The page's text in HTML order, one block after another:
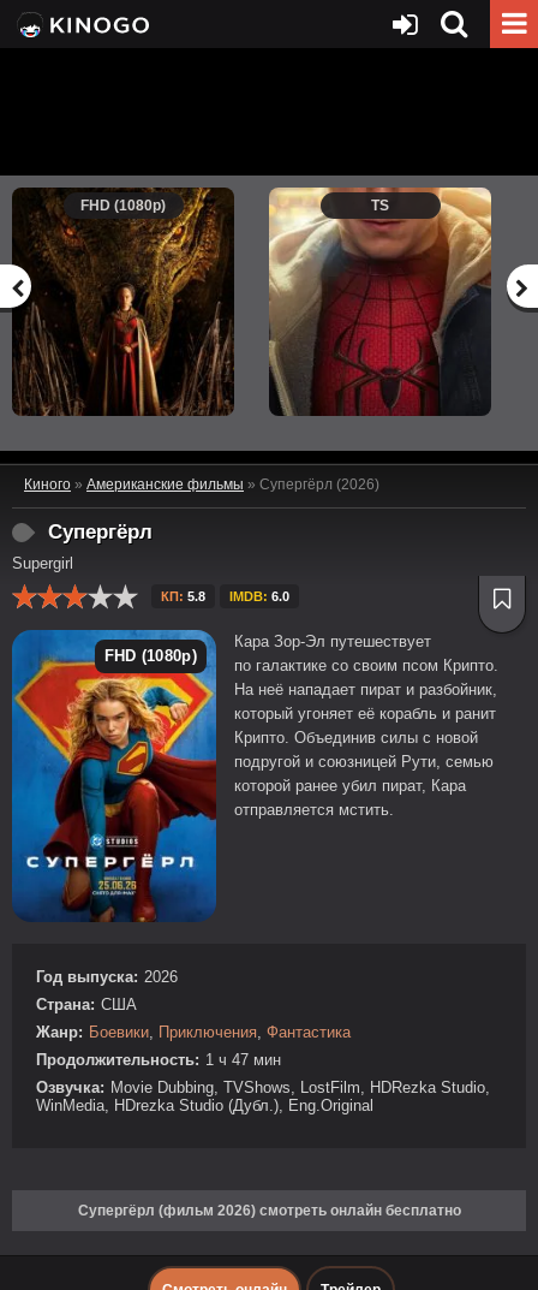
FHD (1080p) TS
Киного » Американские фильмы » Супергёрл (2026)
Супергёрл
Supergirl
КП: 5.8 IMDB: 6.0
FHD (1080p)
Кара Зор-Эл путешествует
по галактике со своим псом Крипто.
На неё нападает пират и разбойник,
который угоняет её корабль и ранит
Крипто. Объединив силы с новой
подругой и союзницей Рути, семью
которой ранее убил пират, Кара
отправляется мстить.
Год выпуска: 2026
Страна: США
Жанр: Боевики Приключения Фантастика
Продолжительность: 1 ч 47 мин
Озвучка: Movie Dubbing, TVShows, LostFilm, HDRezka Studio,
WinMedia, HDrezka Studio (Дубл.), Eng.Original
Супергёрл (фильм 2026) смотреть онлайн бесплатно